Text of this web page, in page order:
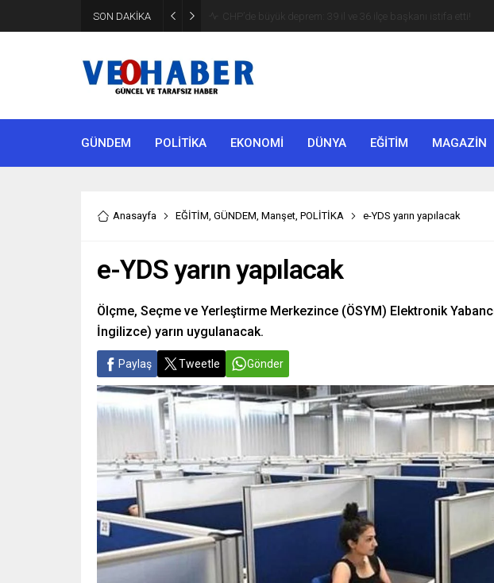
SON DAKİKA
GÜNDEM POLİTİKA EKONOMİ DÜNYA EĞİTİM MAGAZİN
Anasayfa EĞİTİM, GÜNDEM, Manşet, POLİTİKA e-YDS yarın yapılacak
e-YDS yarın yapılacak
Ölçme, Seçme ve Yerleştirme Merkezince (ÖSYM) Elektronik
İngilizce) yarın uygulanacak.
Paylaş Tweetle Gönder